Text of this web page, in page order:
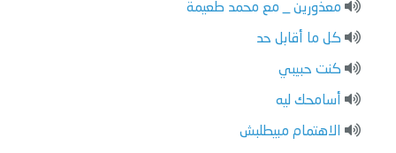
معذورين _ مع محمد طعيمة
كل ما أقابل حد
كنت حبيبي
أسامحك ليه
الاهتمام مبيطلبش